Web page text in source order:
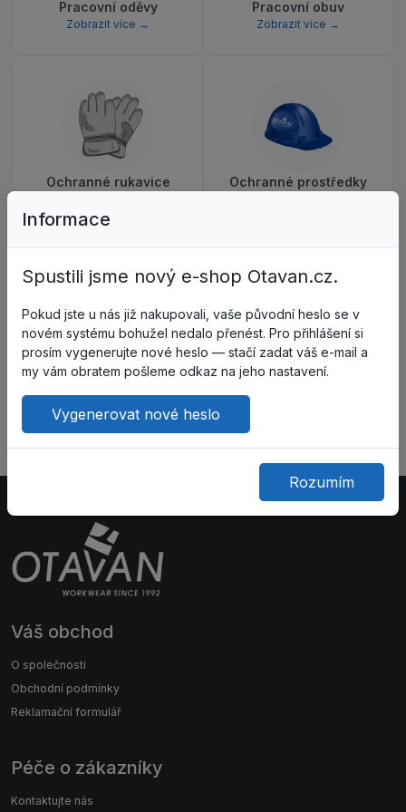
Pracovní oděvy
Zobrazit více →
Pracovní obuv
Zobrazit více →
Ochranné rukavice Ochranné prostředky
Falcon
Zobrazit více →
Promo banner 1
Promo banner 2
Váš obchod
O společnosti
Obchodní podmínky
Reklamační formulář
Péče o zákazníky
Kontaktujte nás
Informace
Spustili jsme nový e-shop Otavan.cz.
Pokud jste u nás již nakupovali, vaše původní heslo se v
novém systému bohužel nedalo přenést. Pro přihlášení si
prosím vygenerujte nové heslo — stačí zadat váš e-mail a
my vám obratem pošleme odkaz na jeho nastavení.
Vygenerovat nové heslo
Rozumím